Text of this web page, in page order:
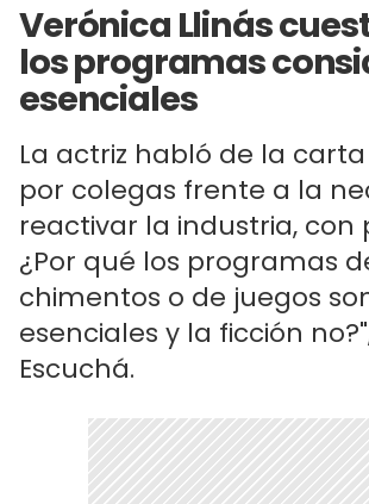
Verónica Llinás
los programas
esenciales
La actriz habló de la
por colegas frente a la
reactivar la industria, con
¿Por qué los programas
chimentos o de juegos
esenciales y la ficción
Escuchá.